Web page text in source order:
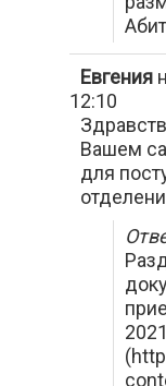
Евгения
12:10
Вашем
для